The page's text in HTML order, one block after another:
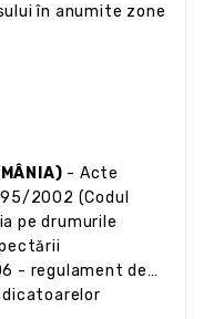
în anumite zone
- Acte
2002 (Codul
pe drumurile
- regulament de